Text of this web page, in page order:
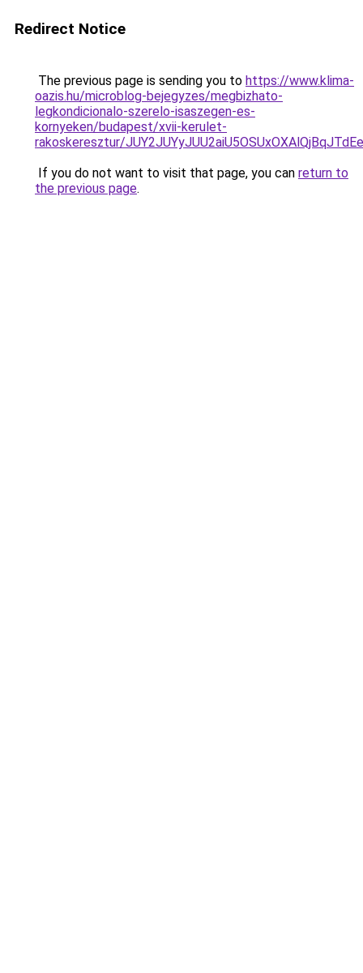
Redirect Notice
The previous page is sending you to https://www.klima-
oazis.hu/microblog-bejegyzes/megbizhato-
legkondicionalo-szerelo-isaszegen-es-
kornyeken/budapest/xvii-kerulet-
rakoskeresztur/
If you do not want to visit that page, you can return to
the previous page.